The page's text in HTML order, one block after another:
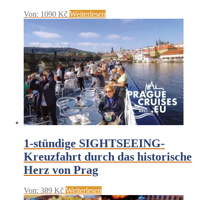
Von: 1090 Kč Weiterlesen
1-stündige SIGHTSEEING-
Kreuzfahrt durch das historische
Herz von Prag
Von: 389 Kč Weiterlesen